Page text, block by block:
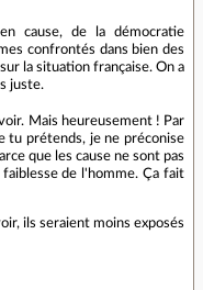
cause, de la démocratie
confrontés dans bien des
la situation française. On a
juste.
Mais heureusement ! Par
tu prétends, je ne préconise
que les cause ne sont pas
de l'homme. Ça fait
ils seraient moins exposés